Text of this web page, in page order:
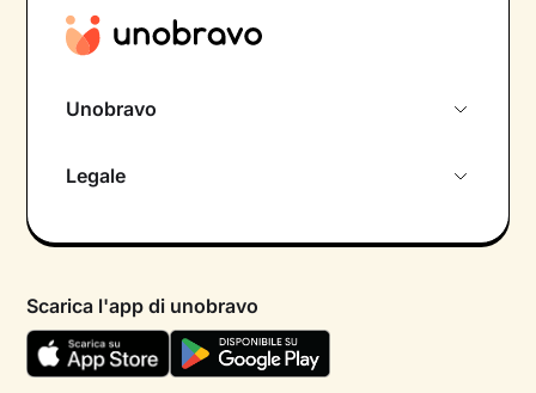
Unobravo
Psicologo in chat
Aiuto urgente
FAQ
Legale
Termini e condizioni
Informativa Privacy
Scarica l'app di unobravo